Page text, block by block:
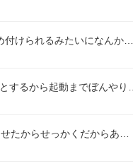
けられるみたいになんか…
するから起動までぼんやり…
たからせっかくだからあ…